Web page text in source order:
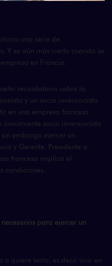
una serie de
Y es aún más cierto cuando se
en Francia.
recordatorio sobre la
y un socio inversionista
en una empresa francesa
únicamente socio inversionista
embargo ejercer un
y Gerente, Presidente o
francesa implica el
condiciones.
para ejercer un
o quiere serlo, es decir vivir en